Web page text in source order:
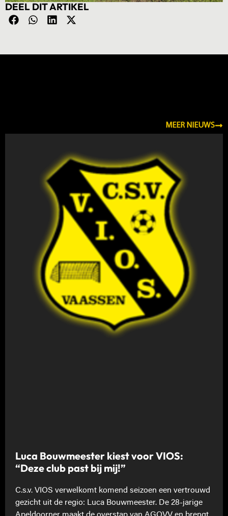
DEEL DIT ARTIKEL
MEER NIEUWS
Luca Bouwmeester kiest voor VIOS:
“Deze club past bij mij!”
C.s.v. VIOS verwelkomt komend seizoen een vertrouwd
gezicht uit de regio: Luca Bouwmeester. De 28-jarige